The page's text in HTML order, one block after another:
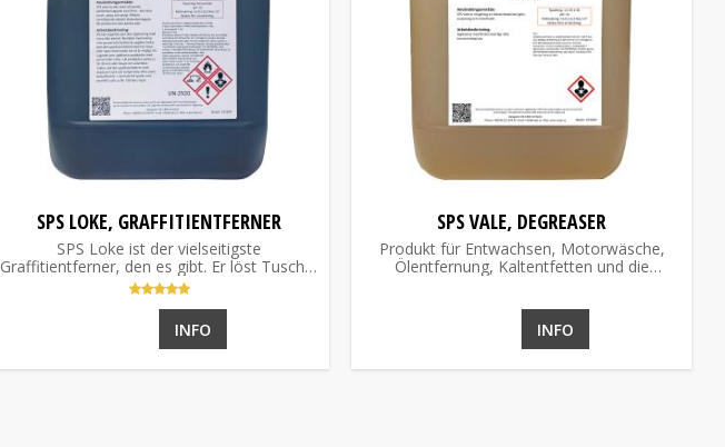
SPS LOKE, GRAFFITIENTFERNER
SPS Loke ist der vielseitigste
Graffitientferner, den es gibt. Er löst Tusche,
Spray und Tectyl.
INFO
SPS VALE, DEGREASER
Produkt für Entwachsen, Motorwäsche,
Ölentfernung, Kaltentfetten und die
INFO